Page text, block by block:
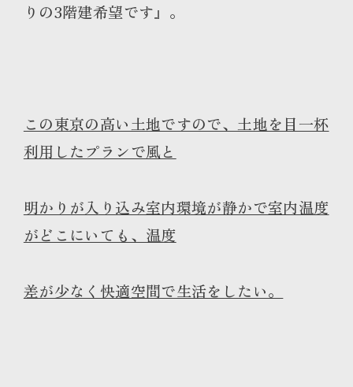
りの3階建希望です』。
この東京の高い土地ですので、土地を目一杯
利用したプランで風と
明かりが入り込み室内環境が静かで室内温度
がどこにいても、温度
差が少なく快適空間で生活をしたい。